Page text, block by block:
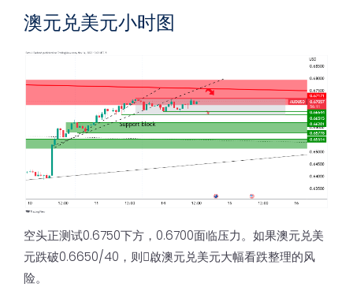
澳元兑美元小时图
空头正测试0.6750下方，0.6700面临压力。如果澳元兑美
元跌破0.6650/40，则𫔭啟澳元兑美元大幅看跌整理的风
险。